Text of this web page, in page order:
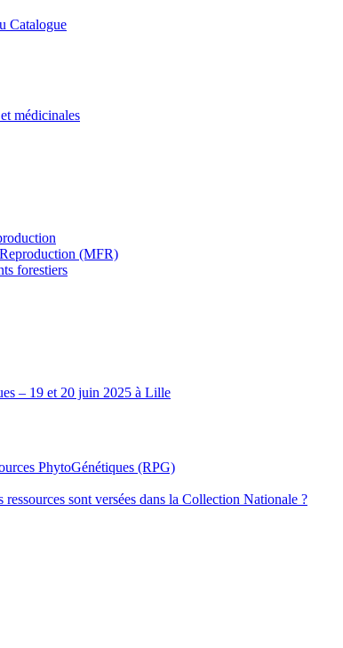
Catalogue
médicinales
(MFR)
forestiers
– 19 et 20 juin 2025 à Lille
PhytoGénétiques (RPG)
sont versées dans la Collection Nationale ?